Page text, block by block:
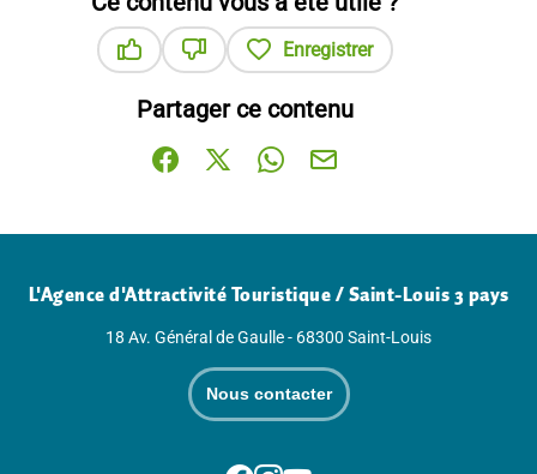
Enregistrer
Partager ce contenu
Partager sur Facebook (nouvelle fenêtre)
Partager sur X / Twitter (nouvelle
Partager sur WhatsApp
Partager par mail
L'Agence d'Attractivité Touristique / Saint-Louis 3 pays
18 Av. Général de Gaulle - 68300 Saint-Louis
Nous contacter
Suivez-nous sur Facebook
Suivez-nous sur Instagram
Suivez-nous sur Youtube